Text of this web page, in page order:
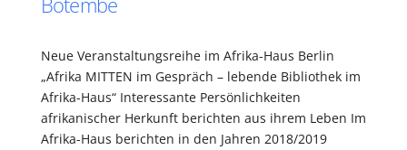
Neue Veranstaltungsreihe im Afrika-Haus Berlin
„Afrika MITTEN im Gespräch – lebende Bibliothek im
Afrika-Haus“ Interessante Persönlichkeiten
afrikanischer Herkunft berichten aus ihrem Leben Im
Afrika-Haus berichten in den Jahren 2018/2019